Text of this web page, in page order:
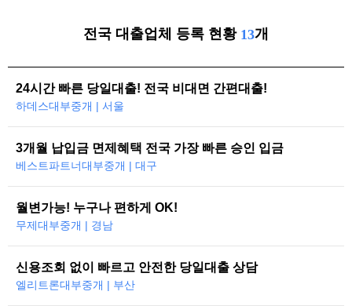
전국 대출업체 등록 현황 13개
24시간 빠른 당일대출! 전국 비대면 간편대출!
하데스대부중개 | 서울
3개월 납입금 면제혜택 전국 가장 빠른 승인 입금
베스트파트너대부중개 | 대구
월변가능! 누구나 편하게 OK!
무제대부중개 | 경남
신용조회 없이 빠르고 안전한 당일대출 상담
엘리트론대부중개 | 부산